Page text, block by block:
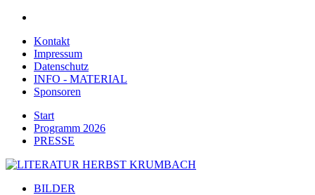
Kontakt
Impressum
Datenschutz
INFO - MATERIAL
Sponsoren
Start
Programm 2026
PRESSE
BILDER